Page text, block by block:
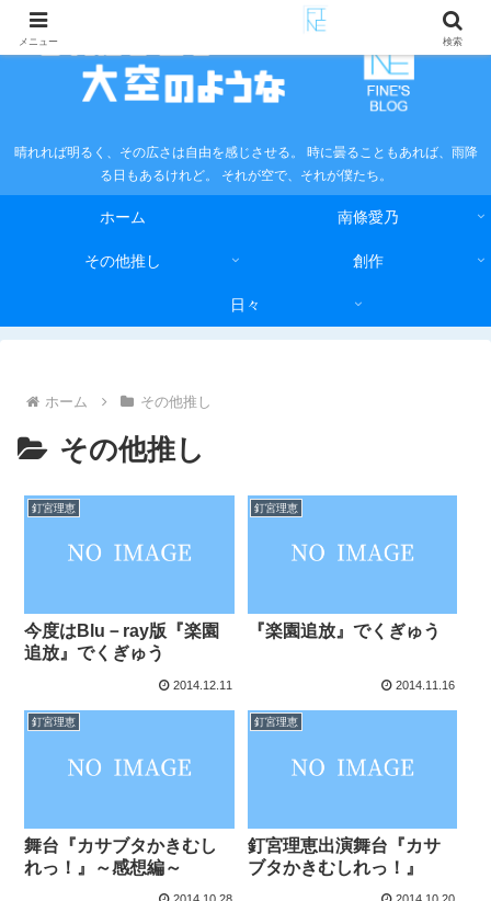
晴れれば明るく、その広さは自由を感じさせる。 時に曇ることもあれば、雨降
る日もあるけれど。 それが空で、それが僕たち。
ホーム 南條愛乃
その他推し 創作
日々
ホーム その他推し
その他推し
釘宮理恵
今度はBlu－ray版『楽園
追放』でくぎゅう
2014.12.11
釘宮理恵
『楽園追放』でくぎゅう
2014.11.16
釘宮理恵
舞台『カサブタかきむし
れっ！』～感想編～
釘宮理恵
釘宮理恵出演舞台『カサ
ブタかきむしれっ！』
メニュー 検索